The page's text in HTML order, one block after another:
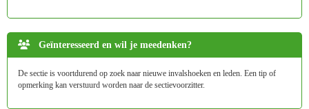
Geïnteresseerd en wil je meedenken?
De sectie is voortdurend op zoek naar nieuwe invalshoeken en leden. Een tip of
opmerking kan verstuurd worden naar de sectievoorzitter.